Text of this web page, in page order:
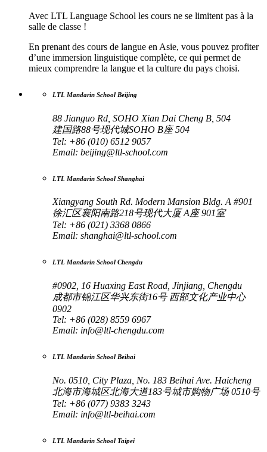
Avec LTL Language School les cours ne se limitent pas à la
salle de classe !
En prenant des cours de langue en Asie, vous pouvez profiter
d’une immersion linguistique complète, ce qui permet de
mieux comprendre la langue et la culture du pays choisi.
LTL Mandarin School Beijing
88 Jianguo Rd, SOHO Xian Dai Cheng B, 504
建国路88号现代城SOHO B座 504
Tel: +86 (010) 6512 9057
Email: beijing@ltl-school.com
LTL Mandarin School Shanghai
Xiangyang South Rd. Modern Mansion Bldg. A #901
徐汇区襄阳南路218号现代大厦 A座 901室
Tel: +86 (021) 3368 0866
Email: shanghai@ltl-school.com
LTL Mandarin School Chengdu
#0902, 16 Huaxing East Road, Jinjiang, Chengdu
成都市锦江区华兴东街16号 西部文化产业中心
0902
Tel: +86 (028) 8559 6967
Email: info@ltl-chengdu.com
LTL Mandarin School Beihai
No. 0510, City Plaza, No. 183 Beihai Ave. Haicheng
北海市海城区北海大道183号城市购物广场 0510号
Tel: +86 (077) 9383 3243
Email: info@ltl-beihai.com
LTL Mandarin School Taipei